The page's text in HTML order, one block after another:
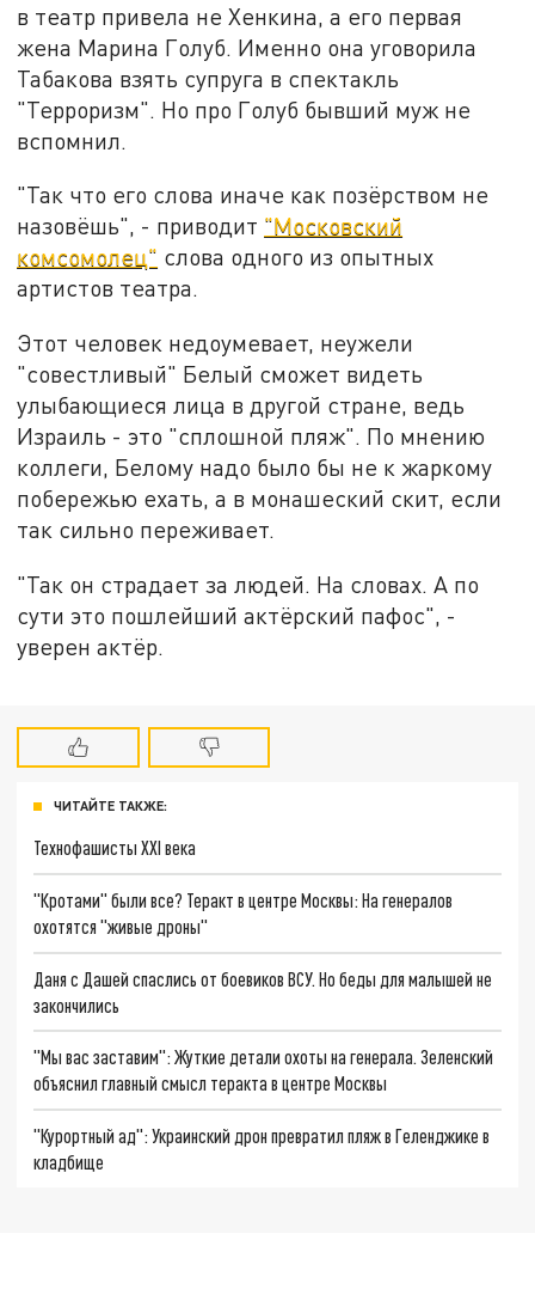
в театр привела не Хенкина, а его первая
жена Марина Голуб. Именно она уговорила
Табакова взять супруга в спектакль
"Терроризм". Но про Голуб бывший муж не
вспомнил.
"Так что его слова иначе как позёрством не
назовёшь", - приводит "Московский
комсомолец" слова одного из опытных
артистов театра.
Этот человек недоумевает, неужели
"совестливый" Белый сможет видеть
улыбающиеся лица в другой стране, ведь
Израиль - это "сплошной пляж". По мнению
коллеги, Белому надо было бы не к жаркому
побережью ехать, а в монашеский скит, если
так сильно переживает.
"Так он страдает за людей. На словах. А по
сути это пошлейший актёрский пафос", -
уверен актёр.
ЧИТАЙТЕ ТАКЖЕ:
Технофашисты XXI века
"Кротами" были все? Теракт в центре Москвы: На генералов
охотятся "живые дроны"
Даня с Дашей спаслись от боевиков ВСУ. Но беды для малышей не
закончились
"Мы вас заставим": Жуткие детали охоты на генерала. Зеленский
объяснил главный смысл теракта в центре Москвы
"Курортный ад": Украинский дрон превратил пляж в Геленджике в
кладбище